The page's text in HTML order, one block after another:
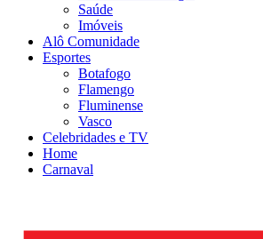
Saúde
Imóveis
Alô Comunidade
Esportes
Botafogo
Flamengo
Fluminense
Vasco
Celebridades e TV
Home
Carnaval